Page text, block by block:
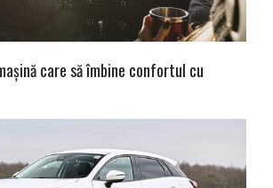
care să îmbine confortul cu